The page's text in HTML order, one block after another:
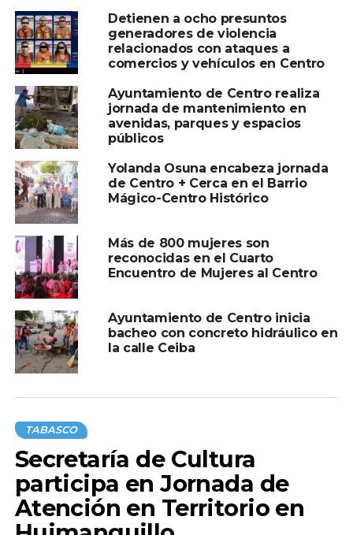
Con estas acciones, el Ayuntamiento de Centro reafirma
su compromiso de impulsar la cultura como una
herramienta de integración social y fortalecimiento de la
identidad colectiva.
#HonestidadYResultados
Compartir en:
TEMAS RELACIONADOS:
A CONTINUACIÓN
El Gobernador Javier May atribuye apagones
en Tabasco a saturación de infraestructura
eléctrica
integrante del grupo delictivo La Barredora,
en Centro
Detienen a ocho presuntos
generadores de violencia
relacionados con ataques a
comercios y vehículos en Centro
Ayuntamiento de Centro realiza
jornada de mantenimiento en
avenidas, parques y espacios
públicos
Yolanda Osuna encabeza jornada
de Centro + Cerca en el Barrio
Mágico-Centro Histórico
Más de 800 mujeres son
reconocidas en el Cuarto
Encuentro de Mujeres al Centro
Ayuntamiento de Centro inicia
bacheo con concreto hidráulico en
la calle Ceiba
TABASCO
Secretaría de Cultura
participa en Jornada de
Atención en Territorio en